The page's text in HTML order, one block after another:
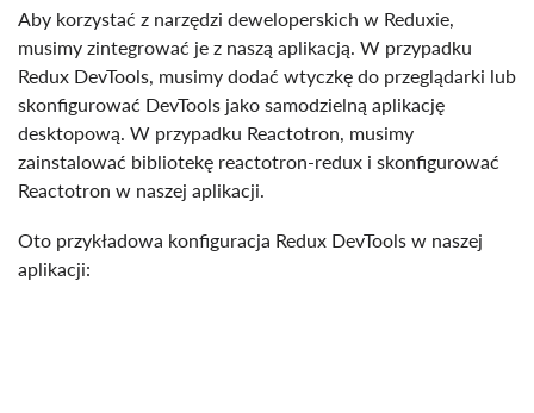
Aby korzystać z narzędzi deweloperskich w Reduxie,
musimy zintegrować je z naszą aplikacją. W przypadku
Redux DevTools, musimy dodać wtyczkę do przeglądarki lub
skonfigurować DevTools jako samodzielną aplikację
desktopową. W przypadku Reactotron, musimy
zainstalować bibliotekę reactotron-redux i skonfigurować
Reactotron w naszej aplikacji.
Oto przykładowa konfiguracja Redux DevTools w naszej
aplikacji: